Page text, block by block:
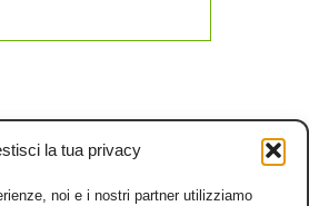
la tua privacy
noi e i nostri partner utilizziamo